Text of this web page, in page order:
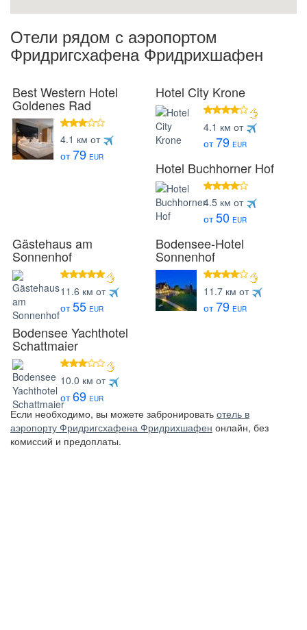
Отели рядом с аэропортом
Фридригсхафена Фридрихшафен
Best Western Hotel
Goldenes Rad
3 звезды
4.1 км от
от79 EUR
Hotel City Krone
4 звезды
4.1 км от
от79 EUR
Hotel Buchhorner Hof
4 звезды
4.5 км от
от50 EUR
Gästehaus am
Sonnenhof
звезд
11.6 км от
от55 EUR
Bodensee-Hotel
Sonnenhof
4 звезды
11.7 км от
от79 EUR
Bodensee Yachthotel
Schattmaier
3 звезды
10.0 км от
от69 EUR
Если необходимо, вы можете забронировать отель в
аэропорту Фридригсхафена Фридрихшафен онлайн, без
комиссий и предоплаты.